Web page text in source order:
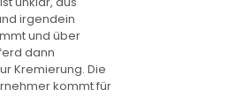
irgendein
und über
dann
Kremierung. Die
kommt für